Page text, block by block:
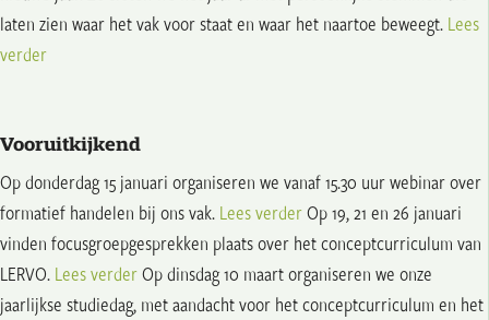
laten zien waar het vak voor staat en waar het naartoe beweegt. Lees
verder
Vooruitkijkend
Op donderdag 15 januari organiseren we vanaf 15.30 uur webinar over
formatief handelen bij ons vak. Lees verderOp 19, 21 en 26 januari
vinden focusgroepgesprekken plaats over het conceptcurriculum van
LERVO. Lees verderOp dinsdag 10 maart organiseren we onze
jaarlijkse studiedag, met aandacht voor het conceptcurriculum en het